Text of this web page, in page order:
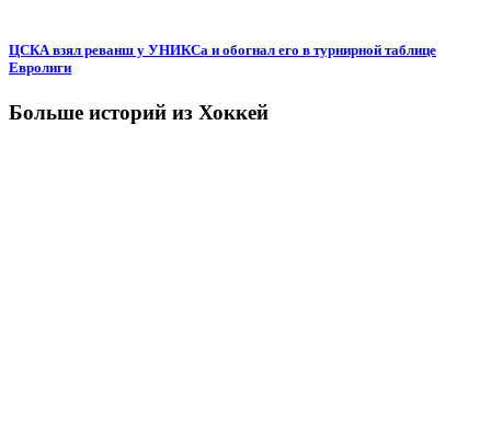
ЦСКА взял реванш у УНИКСа и обогнал его в турнирной таблице
Евролиги
Больше историй из Хоккей